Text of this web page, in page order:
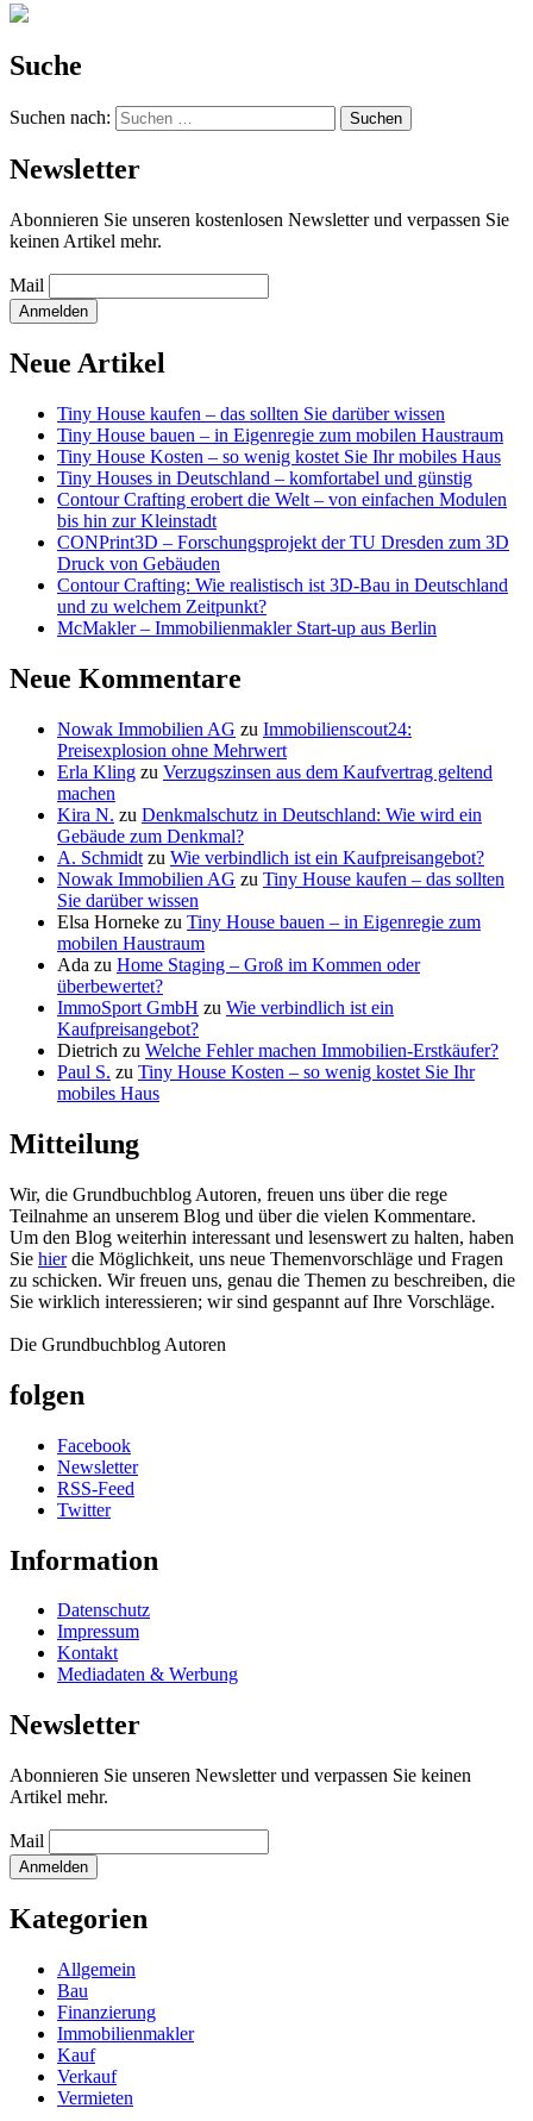
Suche
Suchen nach:
Newsletter
Abonnieren Sie unseren kostenlosen Newsletter und verpassen Sie
keinen Artikel mehr.
Mail
Neue Artikel
Tiny House kaufen – das sollten Sie darüber wissen
Tiny House bauen – in Eigenregie zum mobilen Haustraum
Tiny House Kosten – so wenig kostet Sie Ihr mobiles Haus
Tiny Houses in Deutschland – komfortabel und günstig
Contour Crafting erobert die Welt – von einfachen Modulen
bis hin zur Kleinstadt
CONPrint3D – Forschungsprojekt der TU Dresden zum 3D
Druck von Gebäuden
Contour Crafting: Wie realistisch ist 3D-Bau in Deutschland
und zu welchem Zeitpunkt?
McMakler – Immobilienmakler Start-up aus Berlin
Neue Kommentare
Nowak Immobilien AG zu Immobilienscout24:
Preisexplosion ohne Mehrwert
Erla Kling zu Verzugszinsen aus dem Kaufvertrag geltend
machen
Kira N. zu Denkmalschutz in Deutschland: Wie wird ein
Gebäude zum Denkmal?
A. Schmidt zu Wie verbindlich ist ein Kaufpreisangebot?
Nowak Immobilien AG zu Tiny House kaufen – das sollten
Sie darüber wissen
Elsa Horneke zu Tiny House bauen – in Eigenregie zum
mobilen Haustraum
Ada zu Home Staging – Groß im Kommen oder
überbewertet?
ImmoSport GmbH zu Wie verbindlich ist ein
Kaufpreisangebot?
Dietrich zu Welche Fehler machen Immobilien-Erstkäufer?
Paul S. zu Tiny House Kosten – so wenig kostet Sie Ihr
mobiles Haus
Mitteilung
Wir, die Grundbuchblog Autoren, freuen uns über die rege
Teilnahme an unserem Blog und über die vielen Kommentare.
Um den Blog weiterhin interessant und lesenswert zu halten, haben
Sie hierdie Möglichkeit, uns neue Themenvorschläge und Fragen
zu schicken. Wir freuen uns, genau die Themen zu beschreiben, die
Sie wirklich interessieren; wir sind gespannt auf Ihre Vorschläge.
Die Grundbuchblog Autoren
folgen
Facebook
Newsletter
RSS-Feed
Twitter
Information
Datenschutz
Impressum
Kontakt
Mediadaten & Werbung
Newsletter
Abonnieren Sie unseren Newsletter und verpassen Sie keinen
Artikel mehr.
Mail
Kategorien
Allgemein
Bau
Finanzierung
Immobilienmakler
Kauf
Verkauf
Vermieten